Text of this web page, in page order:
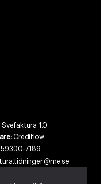
Svefaktura 1.0
Crediflow
7189